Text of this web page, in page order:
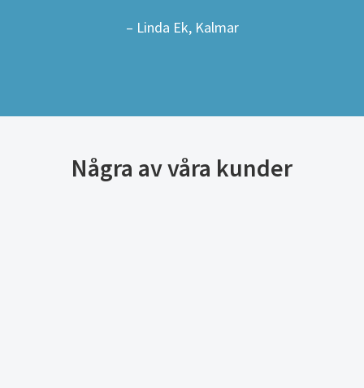
– Linda Ek, Kalmar
Några av våra kunder